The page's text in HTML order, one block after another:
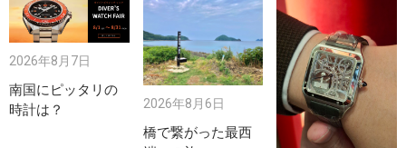
2026年8月7日
南国にピッタリの
時計は？
2026年8月6日
橋で繋がった最西